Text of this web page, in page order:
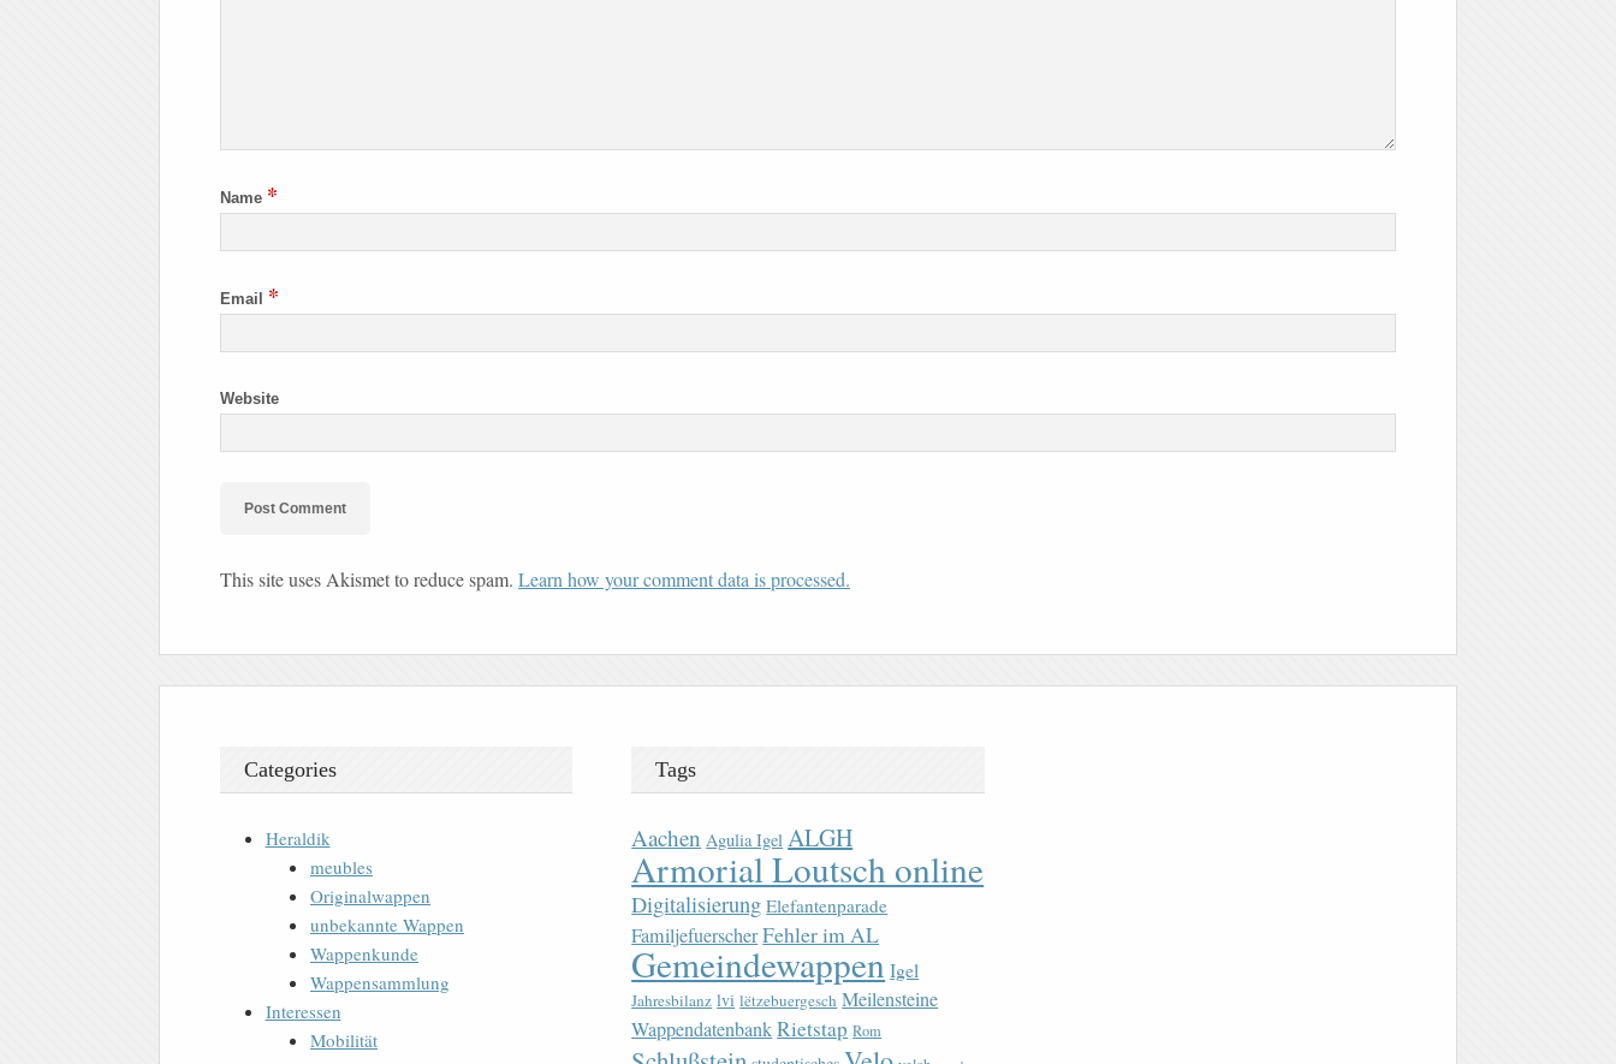
Name *
Email *
Website
This site uses Akismet to reduce spam. Learn how your comment data is processed.
Categories
Heraldik
meubles
Originalwappen
unbekannte Wappen
Wappenkunde
Wappensammlung
Interessen
Mobilität
Tags
Aachen Agulia Igel ALGH
Armorial Loutsch online
Digitalisierung Elefantenparade
FamiljefuerscherFehler im AL
Gemeindewappen Igel
Jahresbilanz lvi lëtzebuergesch Meilensteine
WappendatenbankRietstap Rom